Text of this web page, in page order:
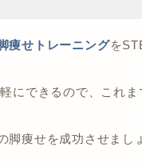
痩せトレーニングを
にできるので、これ
脚痩せを成功させまし